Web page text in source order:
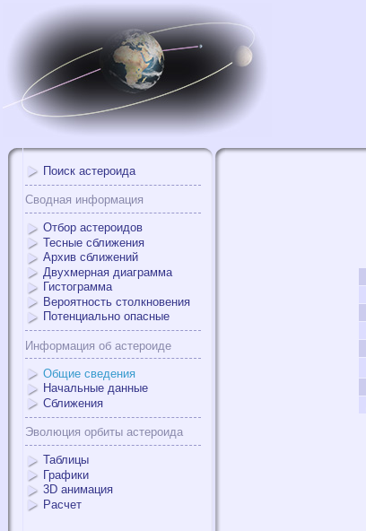
Поиск астероида
Сводная информация
Отбор астероидов
Тесные сближения
Архив сближений
Двухмерная диаграмма
Гистограмма
Вероятность столкновения
Потенциально опасные
Информация об астероиде
Общие сведения
Начальные данные
Сближения
Эволюция орбиты астероида
Таблицы
Графики
3D анимация
Расчет